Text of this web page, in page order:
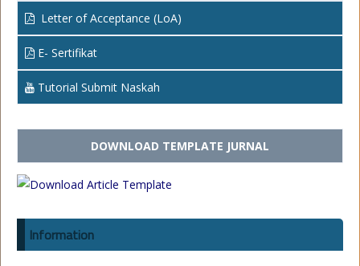
Letter of Acceptance (LoA)
E- Sertifikat
Tutorial Submit Naskah
DOWNLOAD TEMPLATE JURNAL
Information